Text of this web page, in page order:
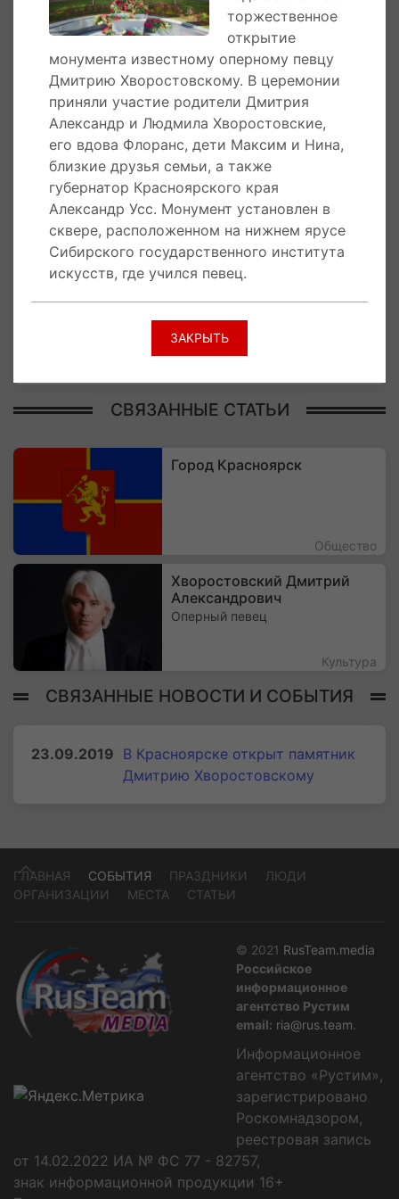
с прахом музыканта на Новодевичьем
кладбище в Москве. Вторая была доставлена
в Красноярск и заложена в сквере рядом с
институтом искусств, которому присвоено
имя певца.
23 сентября 2019 годав городе Красноярск
состоялось торжественное открытие
монумента известному оперному певцу
Дмитрию Хворостовскому. В церемонии
приняли участие родители Дмитрия
Александр и Людмила Хворостовские, его
друзья семьи, а также губернатор
Красноярского края Александр Усс.
СВЯЗАННЫЕ СТАТЬИ
Город Красноярск
Общество
Хворостовский Дмитрий
Александрович
Оперный певец
Культура
СВЯЗАННЫЕ НОВОСТИ И СОБЫТИЯ
23.09.2019 В Красноярске открыт памятник
Дмитрию Хворостовскому
ГЛАВНАЯ СОБЫТИЯ ПРАЗДНИКИ
ЛЮДИ
ОРГАНИЗАЦИИ
МЕСТА СТАТЬИ
© 2021 RusTeam.media
Российское
информационное
агентство Рустим
email: ria@rus.team.
Информационное
агентство «Рустим»,
зарегистрировано
Роскомнадзором,
реестровая запись
от 14.02.2022 ИА № ФС 77 - 82757,
знак информационной продукции 16+
торжественное
открытие
монумента известному оперному певцу
Дмитрию Хворостовскому. В церемонии
приняли участие родители Дмитрия
Александр и Людмила Хворостовские,
его вдова Флоранс, дети Максим и Нина,
близкие друзья семьи, а также
губернатор Красноярского края
Александр Усс. Монумент установлен в
сквере, расположенном на нижнем ярусе
Сибирского государственного института
искусств, где учился певец.
ЗАКРЫТЬ